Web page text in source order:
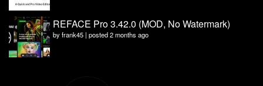
REFACE Pro 3.42.0 (MOD, No Watermark)
byfrank45 | posted 2 months ago